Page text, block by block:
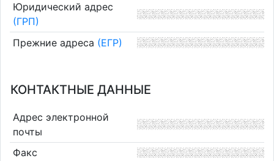
Юридический адрес
(ГРП)
Прежние адреса (ЕГР)
КОНТАКТНЫЕ ДАННЫЕ
Адрес электронной
почты
Факс